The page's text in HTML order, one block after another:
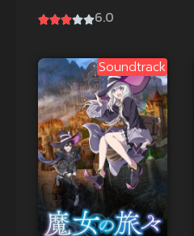
Movie ซับไทย
6.0
Soundtrack